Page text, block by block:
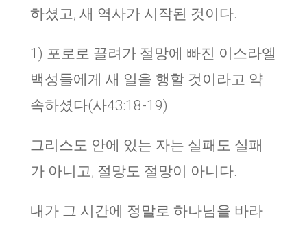
하셨고, 새 역사가 시작된 것이다.
1) 포로로 끌려가 절망에 빠진 이스라엘
백성들에게 새 일을 행할 것이라고 약
속하셨다(사43:18-19)
그리스도 안에 있는 자는 실패도 실패
가 아니고, 절망도 절망이 아니다.
내가 그 시간에 정말로 하나님을 바라